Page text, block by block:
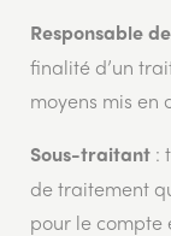
Responsable
finalité d’un
moyens mis
Sous-traitant :
de traitement
pour le compte